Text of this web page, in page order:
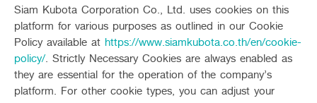
Siam Kubota Corporation Co., Ltd. uses cookies on this
platform for various purposes as outlined in our Cookie
Policy available at https://www.siamkubota.co.th/en/cookie-
policy/. Strictly Necessary Cookies are always enabled as
they are essential for the operation of the company’s
platform. For other cookie types, you can adjust your
Sitemap
Agriculture
Tractor
Tractor implement
Construction
Mini-excavator
Mini-excavator Implement
Follow up channel KUBOTA CONNECT :